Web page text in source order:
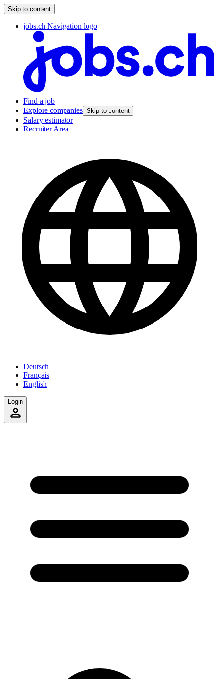
Skip to content
jobs.ch Navigation logo
Find a job
Explore companies Skip to content
Salary estimator
Recruiter Area
Deutsch
Français
English
Login